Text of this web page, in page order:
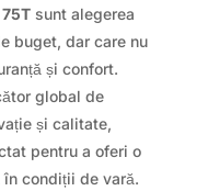
sunt alegerea
buget, dar care nu
și confort.
global de
și calitate,
pentru a oferi o
condiții de vară.